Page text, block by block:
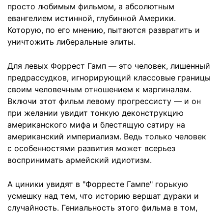
просто любимым фильмом, а абсолютным
евангелием истинной, глубинной Америки.
Которую, по его мнению, пытаются развратить и
уничтожить либеральные элиты.
Для левых Форрест Гамп — это человек, лишенный
предрассудков, игнорирующий классовые границы
своим человечным отношением к маргиналам.
Включи этот фильм левому прогрессисту — и он
при желании увидит тонкую деконструкцию
американского мифа и блестящую сатиру на
американский империализм. Ведь только человек
с особенностями развития может всерьез
воспринимать армейский идиотизм.
А циники увидят в "Форресте Гампе" горькую
усмешку над тем, что историю вершат дураки и
случайность. Гениальность этого фильма в том,